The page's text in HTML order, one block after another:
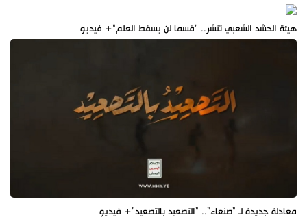
هيئة الحشد الشعبي تنشر.. "قسما لن يسقط العلم"+ فيديو
معادلة جديدة لـ "صنعاء".. "التصعيد بالتصعيد"+ فيديو